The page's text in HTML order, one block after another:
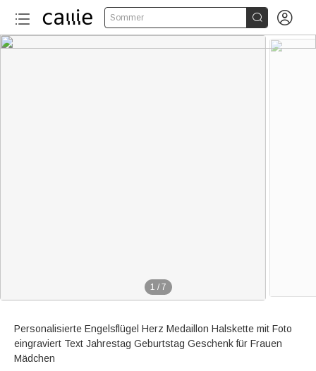
Sommer  
1 / 7
Personalisierte Engelsflügel Herz Medaillon Halskette mit Foto
eingraviert Text Jahrestag Geburtstag Geschenk für Frauen
Mädchen